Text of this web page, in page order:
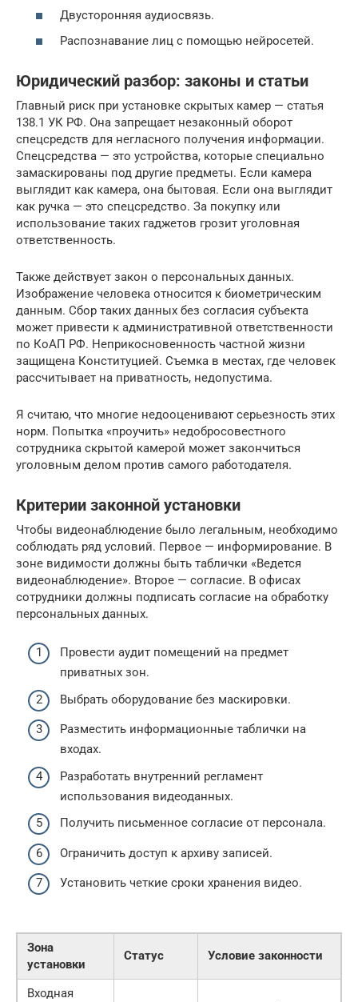
Двусторонняя аудиосвязь.
Распознавание лиц с помощью нейросетей.
Юридический разбор: законы и статьи
Главный риск при установке скрытых камер — статья
138.1 УК РФ. Она запрещает незаконный оборот
спецсредств для негласного получения информации.
Спецсредства — это устройства, которые специально
замаскированы под другие предметы. Если камера
выглядит как камера, она бытовая. Если она выглядит
как ручка — это спецсредство. За покупку или
использование таких гаджетов грозит уголовная
ответственность.
Также действует закон о персональных данных.
Изображение человека относится к биометрическим
данным. Сбор таких данных без согласия субъекта
может привести к административной ответственности
по КоАП РФ. Неприкосновенность частной жизни
защищена Конституцией. Съемка в местах, где человек
рассчитывает на приватность, недопустима.
Я считаю, что многие недооценивают серьезность этих
норм. Попытка «проучить» недобросовестного
сотрудника скрытой камерой может закончиться
уголовным делом против самого работодателя.
Критерии законной установки
Чтобы видеонаблюдение было легальным, необходимо
соблюдать ряд условий. Первое — информирование. В
зоне видимости должны быть таблички «Ведется
видеонаблюдение». Второе — согласие. В офисах
сотрудники должны подписать согласие на обработку
персональных данных.
Провести аудит помещений на предмет
приватных зон.
Выбрать оборудование без маскировки.
Разместить информационные таблички на
входах.
Разработать внутренний регламент
использования видеоданных.
Получить письменное согласие от персонала.
Ограничить доступ к архиву записей.
Установить четкие сроки хранения видео.
Зона
установки
Статус Условие законности
Входная